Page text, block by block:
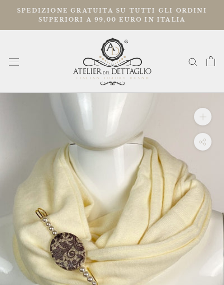
contenuto
SPEDIZIONE GRATUITA SU TUTTI GLI ORDINI
SUPERIORI A 99,00 EURO IN ITALIA